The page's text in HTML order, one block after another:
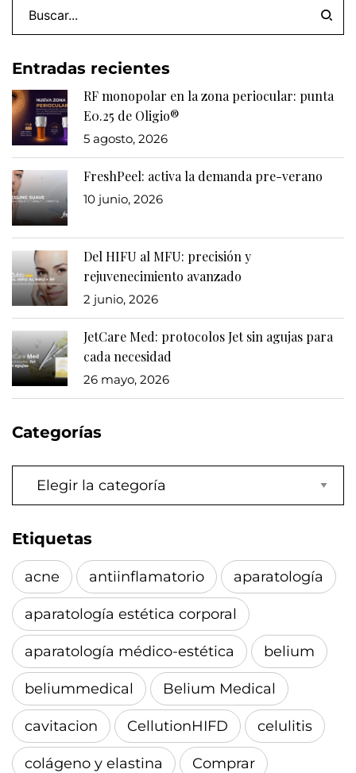
Entradas recientes
RF monopolar en la zona periocular: punta
E0.25 de Oligio®
5 agosto, 2026
FreshPeel: activa la demanda pre-verano
10 junio, 2026
Del HIFU al MFU: precisión y
rejuvenecimiento avanzado
2 junio, 2026
JetCare Med: protocolos Jet sin agujas para
cada necesidad
26 mayo, 2026
Categorías
Categorías
Etiquetas
acne antiinflamatorio aparatología
aparatología estética corporal
aparatología médico-estética belium
beliummedical Belium Medical
cavitacion CellutionHIFD celulitis
colágeno y elastina Comprar